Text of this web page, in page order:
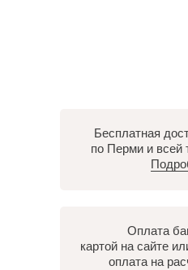
Бесплатная
по Перми и всей
Оплата
картой на сайте
оплата на